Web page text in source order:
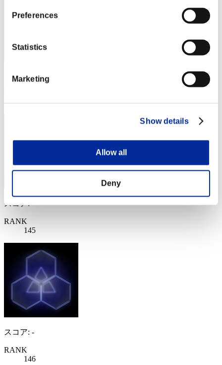
Preferences
Statistics
Marketing
Show details
Allow all
Deny
スコア: -
144
スコア: -
RANK
145
スコア: -
RANK
146